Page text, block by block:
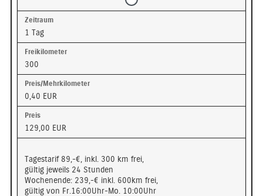
1 Tag
300
0,40 EUR
129,00 EUR
Tagestarif 89,-€, inkl. 300 km frei,
gültig jeweils 24 Stunden
Wochenende: 239,-€ inkl. 600km frei,
gültig von Fr.16:00Uhr-Mo. 10:00Uhr